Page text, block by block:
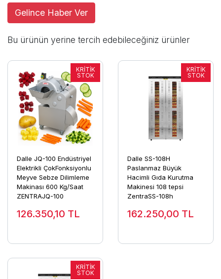
Gelince Haber Ver
Bu ürünün yerine tercih edebileceğiniz ürünler
Dalle JQ-100 Endüstriyel
Elektrikli ÇokFonksiyonlu
Meyve Sebze Dilimleme
Makinası 600 Kg/Saat
ZENTRAJQ-100
126.350,10 TL
Dalle SS-108H
Paslanmaz Büyük
Hacimli Gıda Kurutma
Makinesi 108 tepsi
ZentraSS-108h
162.250,00 TL